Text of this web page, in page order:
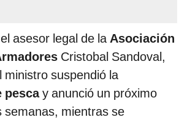
asesor legal de laAsociación
Cristobal Sandoval,
ministro suspendió la
pescay anunció un próximo
semanas, mientras se